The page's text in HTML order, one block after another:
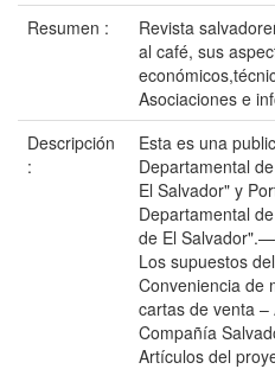
Resumen :
Revista
al café, sus
Asociaciones e
Descripción
:
Esta es una
Departamental
El Salvador" y
Departamental
de El
Los supuestos
Conveniencia de
cartas de venta
Compañía
Artículos del